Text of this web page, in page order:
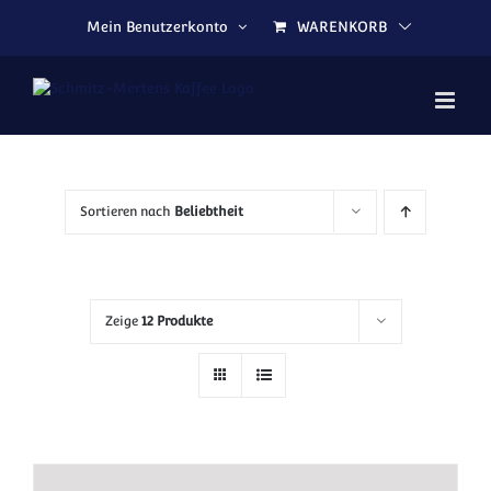
Mein Benutzerkonto
WARENKORB
Sortieren nach Beliebtheit
Zeige 12 Produkte